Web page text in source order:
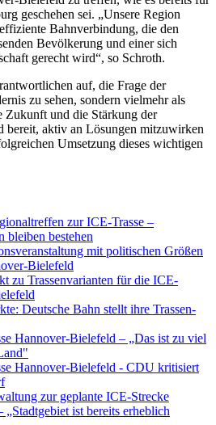
geschehen sei. „Unsere Region
Bahnverbindung, die den
Bevölkerung und einer sich
gerecht wird“, so Schroth.
auf, die Frage der
zu sehen, sondern vielmehr als
Zukunft und die Stärkung der
bereit, aktiv an Lösungen mitzuwirken
Umsetzung dieses wichtigen
zur ICE-Trasse –
bleiben bestehen
mit politischen Größen
Bielefeld
zu Trassenvarianten für die ICE-
Deutsche Bahn stellt ihre Trassen-
Hannover-Bielefeld – „Das ist zu viel
Hannover-Bielefeld - CDU kritisiert
zur geplante ICE-Strecke
ist bereits erheblich